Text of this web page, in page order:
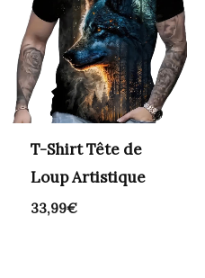
T-Shirt Tête de
Loup Artistique
33,99€